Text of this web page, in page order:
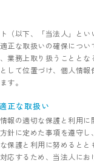
（以下、「当法人」とい
正な取扱いの確保につい
業務上取り扱うこととな
して位置づけ、個人情報
す。
正な取扱い
報の適切な保護と利用に
針に定めた事項を遵守し
保護と利用に努めるとと
応するため、当法人にお